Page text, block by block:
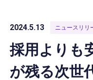
2024.5.13 ニュースリリ
採用よりも
が残る次世